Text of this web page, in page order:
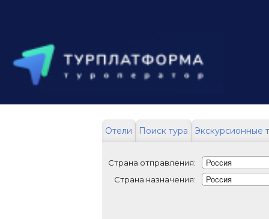
Отели Поиск тура Экскурсионные
Страна отправления:
Страна назначения: